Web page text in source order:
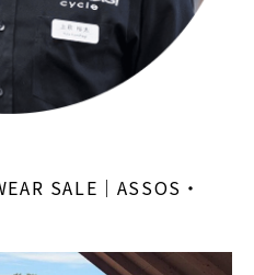
SALE｜ASSOS・